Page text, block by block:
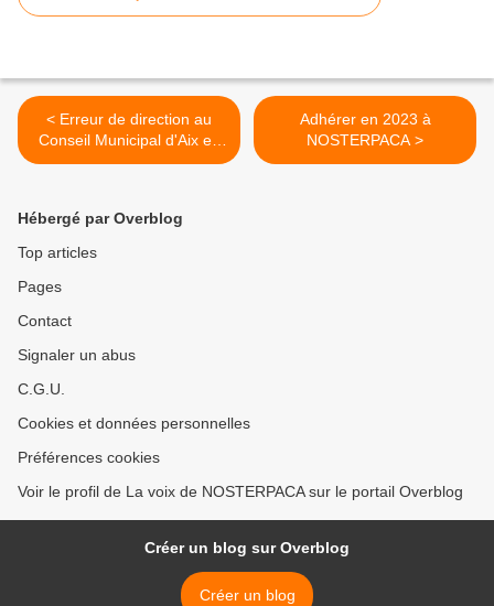
< Erreur de direction au
Conseil Municipal d'Aix en
Provence
Adhérer en 2023 à
NOSTERPACA >
Hébergé par Overblog
Top articles
Pages
Contact
Signaler un abus
C.G.U.
Cookies et données personnelles
Préférences cookies
Voir le profil de La voix de NOSTERPACA sur le portail Overblog
Créer un blog sur Overblog
Créer un blog